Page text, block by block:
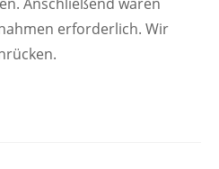
erforderlich. Wir